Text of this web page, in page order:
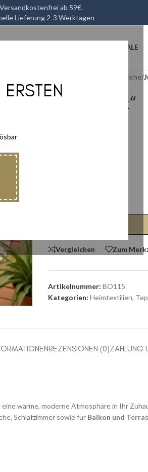
Versandkostenfrei ab 59€
Lieferung 2-3 Werktagen
SALE
Teppiche/
Jute „Black“
Vergleichen Zum
Artikelnummer: BO115
Kategorien: Heimtextilien,
REZENSIONEN (0)ZAHLUNG
warme, moderne Atmosphäre in Ihr
Schlafzimmer sowie für Balkon und